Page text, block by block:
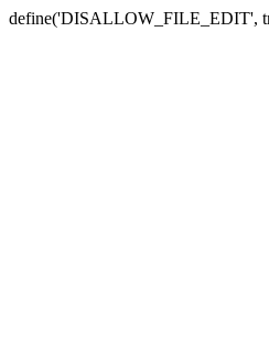
define('DISALLOW_FILE_EDIT',